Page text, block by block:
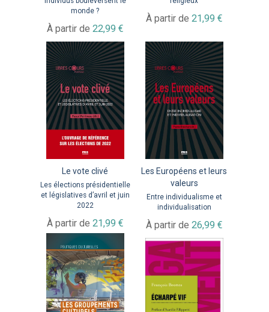
monde ?
À partir de 22,99 €
À partir de 21,99 €
Le vote clivé
Les élections présidentielle
et législatives d’avril et juin
2022
À partir de 21,99 €
Les Européens et leurs
valeurs
Entre individualisme et
individualisation
À partir de 26,99 €